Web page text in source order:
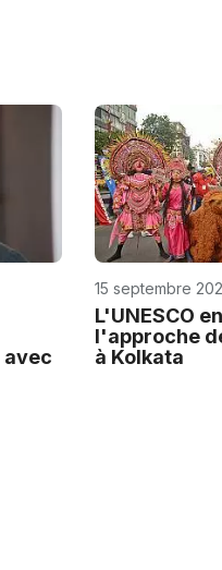
avec
15 septembre
L'UNESCO
l'approche
à Kolkata